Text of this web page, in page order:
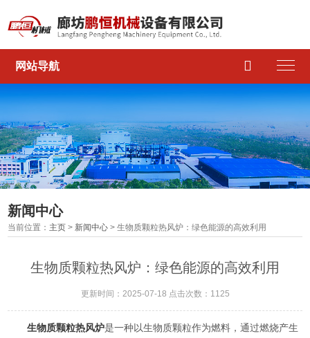
网站导航 
新闻中心
当前位置： 主页 > 新闻中心 > 生物质颗粒热风炉：绿色能源的高效利用
生物质颗粒热风炉：绿色能源的高效利用
更新时间：2025-07-18 点击次数：1125
生物质颗粒热风炉是一种以生物质颗粒作为燃料，通过燃烧产生